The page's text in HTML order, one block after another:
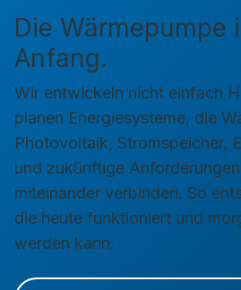
Die Wärmepumpe
Anfang.
Wir entwickeln nicht einfach
planen Energiesysteme, die
Photovoltaik, Stromspeicher,
und zukünftige
miteinander verbinden. So
die heute funktioniert und
werden kann.